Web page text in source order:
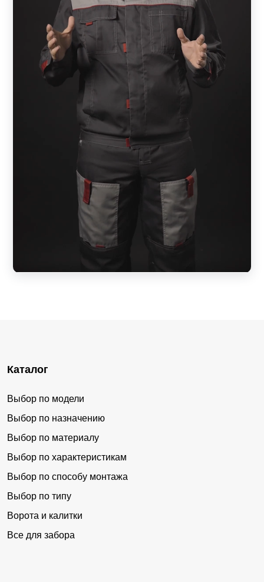
Каталог
Выбор по модели
Выбор по назначению
Выбор по материалу
Выбор по характеристикам
Выбор по способу монтажа
Выбор по типу
Ворота и калитки
Все для забора